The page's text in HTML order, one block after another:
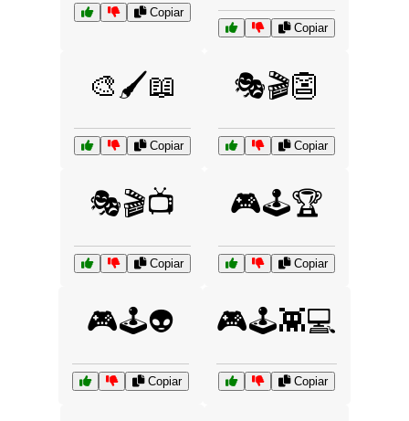
Copiar
Copiar
🎨🖌️📖
Copiar
🎭🎬👺
Copiar
🎭🎬📺
Copiar
🎮🕹️🏆
Copiar
🎮🕹️👽
Copiar
🎮🕹️👾💻
Copiar